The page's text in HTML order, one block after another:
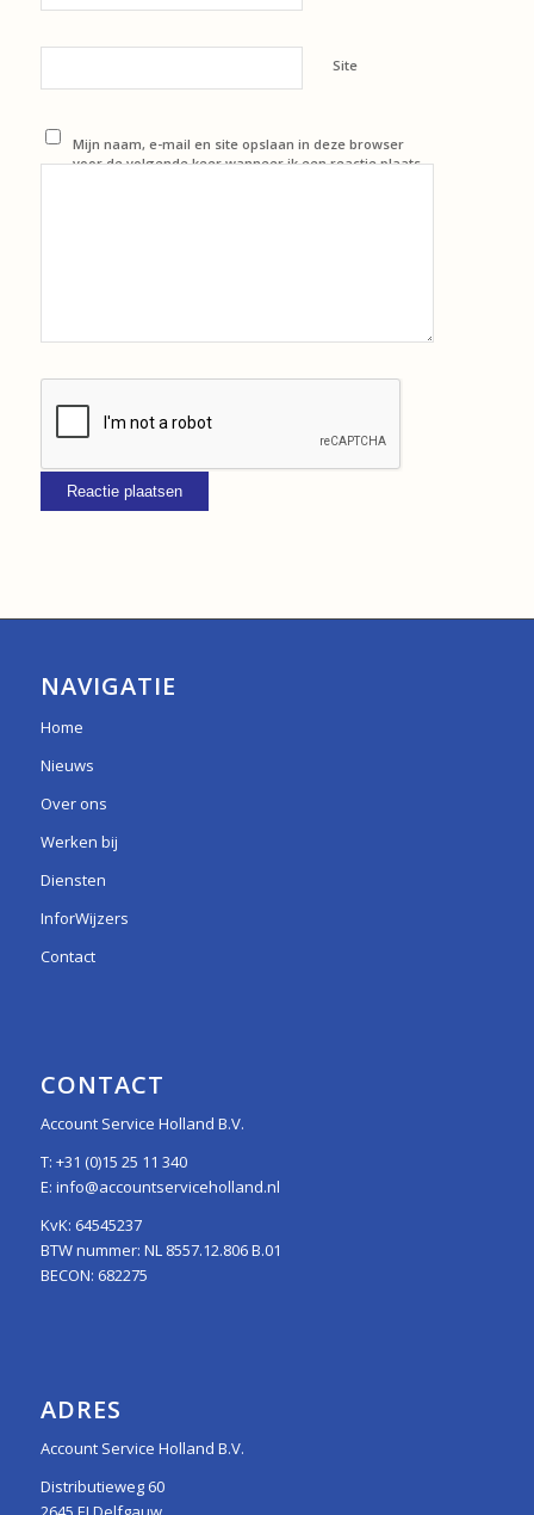
Site
Mijn naam, e-mail en site opslaan in deze browser
voor de volgende keer wanneer ik een reactie plaats.
NAVIGATIE
Home
Nieuws
Over ons
Werken bij
Diensten
InforWijzers
Contact
CONTACT
Account Service Holland B.V.
T: +31 (0)15 25 11 340
E: info@accountserviceholland.nl
KvK: 64545237
BTW nummer: NL 8557.12.806 B.01
BECON: 682275
ADRES
Account Service Holland B.V.
Distributieweg 60